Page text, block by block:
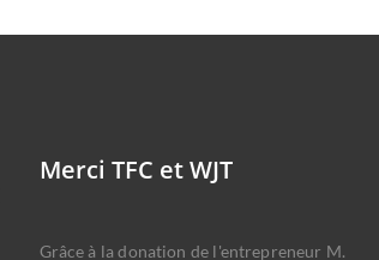
Merci TFC et WJT
Grâce à la donation de l'entrepreneur M.